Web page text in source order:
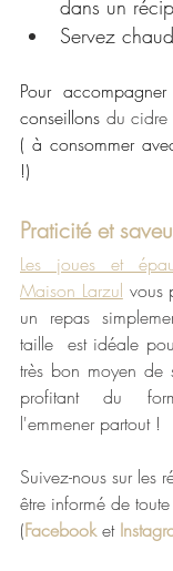
dans un
Servez chaud
Pour
conseillons du cidre
( à consommer
!)
Praticité et
Les joues et
Maison Larzul vous
un repas
taille  est idéale
très bon moyen de
profitant du
l'emmener partout !
Suivez-nous sur les
être informé de
(Facebook et